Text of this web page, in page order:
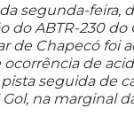
segunda-feira,
do ABTR-230 do
de Chapecó foi
de
seguida de
na marginal